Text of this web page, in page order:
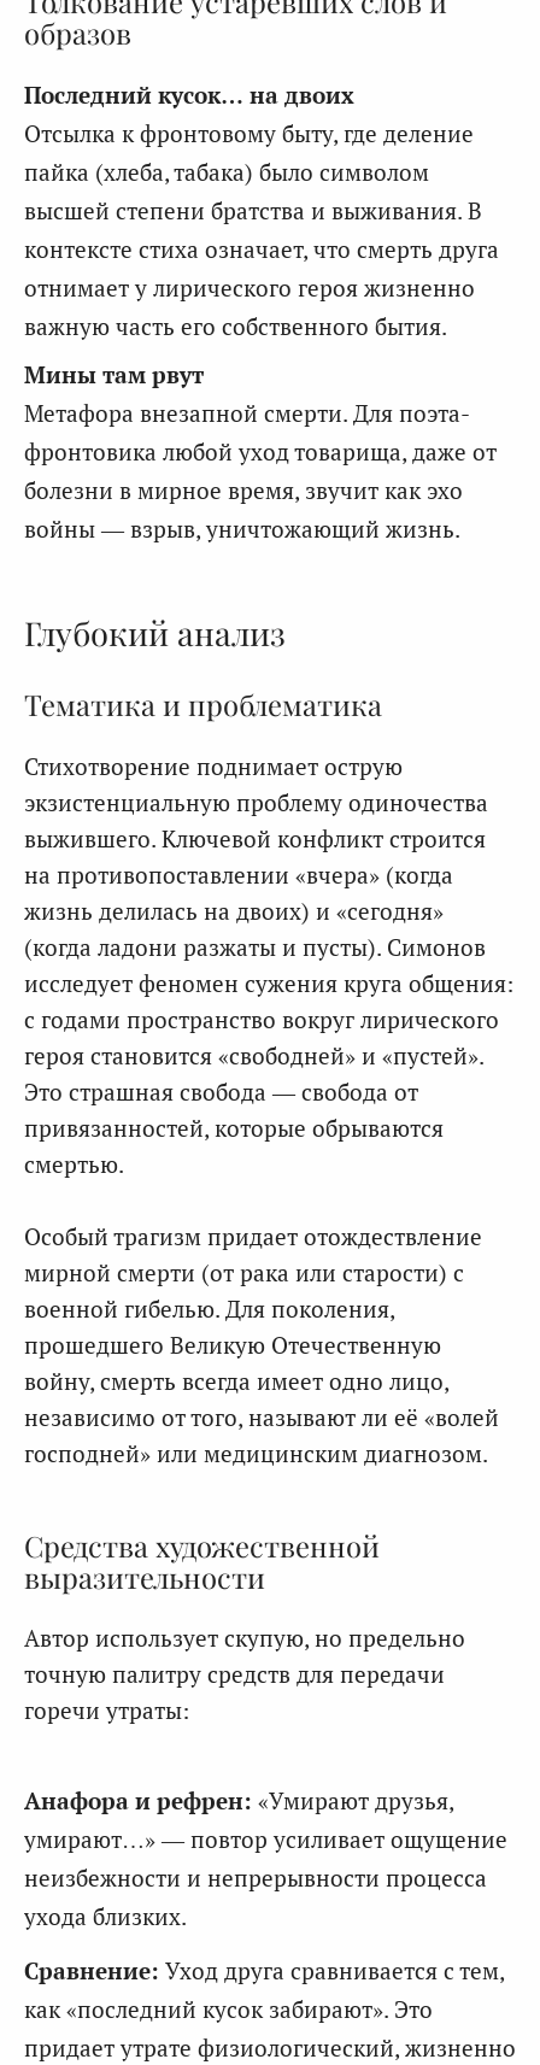
образов
Последний кусок… на двоих
Отсылка к фронтовому быту, где деление
пайка (хлеба, табака) было символом
высшей степени братства и выживания. В
контексте стиха означает, что смерть друга
отнимает у лирического героя жизненно
важную часть его собственного бытия.
Мины там рвут
Метафора внезапной смерти. Для поэта-
фронтовика любой уход товарища, даже от
болезни в мирное время, звучит как эхо
войны — взрыв, уничтожающий жизнь.
Глубокий анализ
Тематика и проблематика
Стихотворение поднимает острую
экзистенциальную проблему одиночества
выжившего. Ключевой конфликт строится
на противопоставлении «вчера» (когда
жизнь делилась на двоих) и «сегодня»
(когда ладони разжаты и пусты). Симонов
исследует феномен сужения круга общения:
с годами пространство вокруг лирического
героя становится «свободней» и «пустей».
Это страшная свобода — свобода от
привязанностей, которые обрываются
смертью.
Особый трагизм придает отождествление
мирной смерти (от рака или старости) с
военной гибелью. Для поколения,
прошедшего Великую Отечественную
войну, смерть всегда имеет одно лицо,
независимо от того, называют ли её «волей
господней» или медицинским диагнозом.
Средства художественной
выразительности
Автор использует скупую, но предельно
точную палитру средств для передачи
горечи утраты:
Анафора и рефрен: «Умирают друзья,
умирают…» — повтор усиливает ощущение
неизбежности и непрерывности процесса
ухода близких.
Сравнение: Уход друга сравнивается с тем,
как «последний кусок забирают». Это
придает утрате физиологический, жизненно